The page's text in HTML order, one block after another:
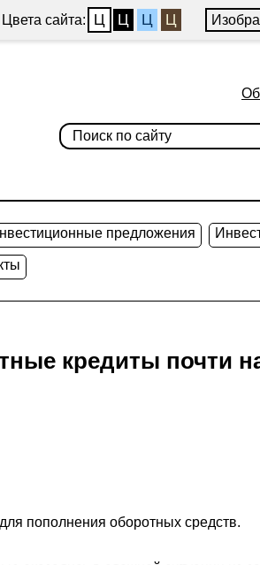
Цвета сайта: Ц Ц Ц Ц
предложения
кредиты почти
пополнения оборотных средств.